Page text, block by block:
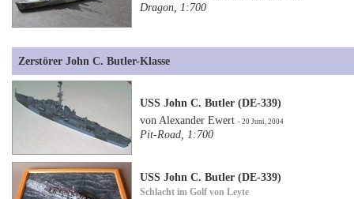
Dragon, 1:700
Zerstörer John C. Butler-Klasse
USS John C. Butler (DE-339)
von Alexander Ewert- 20 Juni, 2004
Pit-Road, 1:700
USS John C. Butler (DE-339)
Schlacht im Golf von Leyte